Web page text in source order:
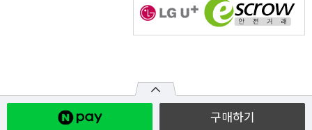
구매하기